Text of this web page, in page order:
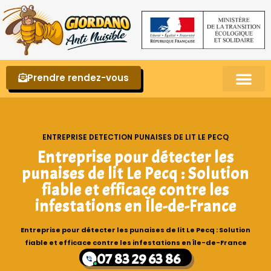
Prendre rendez-vous
ENTREPRISE DETECTION PUNAISES DE LIT LE PECQ
Entreprise pour détecter les
punaises de lit Le Pecq : Solution
fiable et efficace contre les
infestations en Île-de-France
Entreprise pour détecter les punaises de lit Le Pecq : Solution
fiable et efficace contre les infestations en Île-de-France
07 83 29 63 86